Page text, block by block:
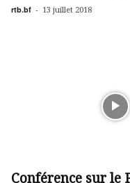
rtb.bf - 13 juillet 2018
Conférence sur le